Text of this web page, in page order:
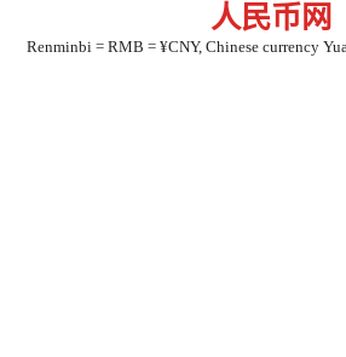
人民币网
Renminbi = RMB = ¥CNY, Chinese currency